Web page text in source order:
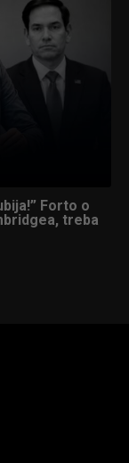
Forto o
treba